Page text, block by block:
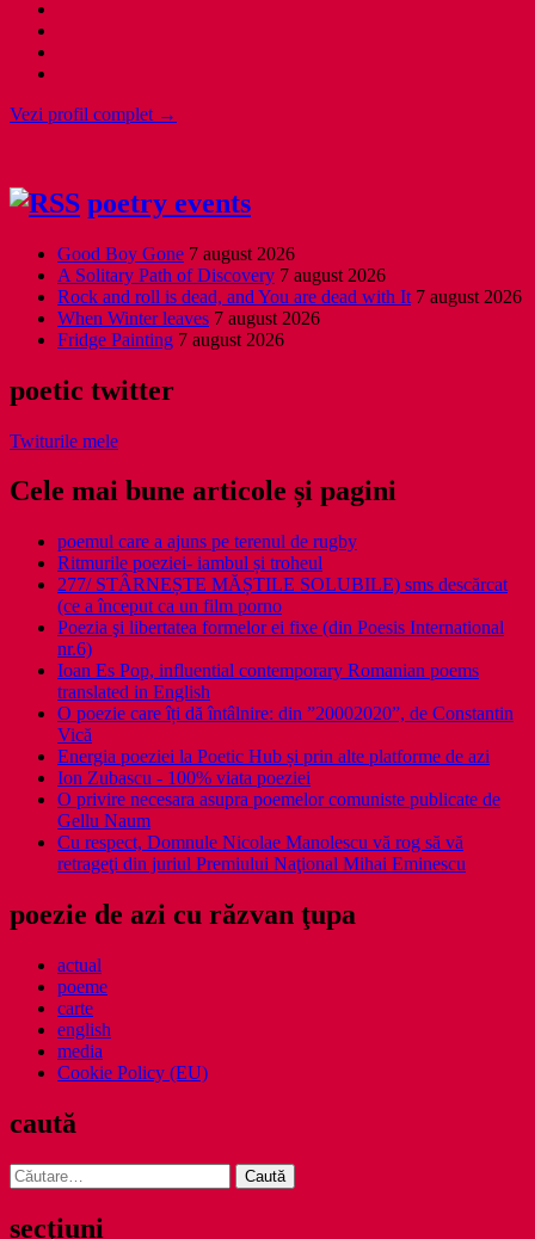
Vezi profil complet →
poetry events
Good Boy Gone 7 august 2026
A Solitary Path of Discovery 7 august 2026
Rock and roll is dead, and You are dead with It 7 august 2026
When Winter leaves 7 august 2026
Fridge Painting 7 august 2026
poetic twitter
Twiturile mele
Cele mai bune articole și pagini
poemul care a ajuns pe terenul de rugby
Ritmurile poeziei- iambul și troheul
277/ STÂRNEȘTE MĂȘTILE SOLUBILE) sms descărcat
(ce a început ca un film porno
Poezia şi libertatea formelor ei fixe (din Poesis International
nr.6)
Ioan Es Pop, influential contemporary Romanian poems
translated in English
O poezie care îți dă întâlnire: din ”20002020”, de Constantin
Vică
Energia poeziei la Poetic Hub și prin alte platforme de azi
Ion Zubascu - 100% viata poeziei
O privire necesara asupra poemelor comuniste publicate de
Gellu Naum
Cu respect, Domnule Nicolae Manolescu vă rog să vă
retrageţi din juriul Premiului Naţional Mihai Eminescu
poezie de azi cu răzvan ţupa
actual
poeme
carte
english
media
Cookie Policy (EU)
caută
Caută
după:
secţiuni